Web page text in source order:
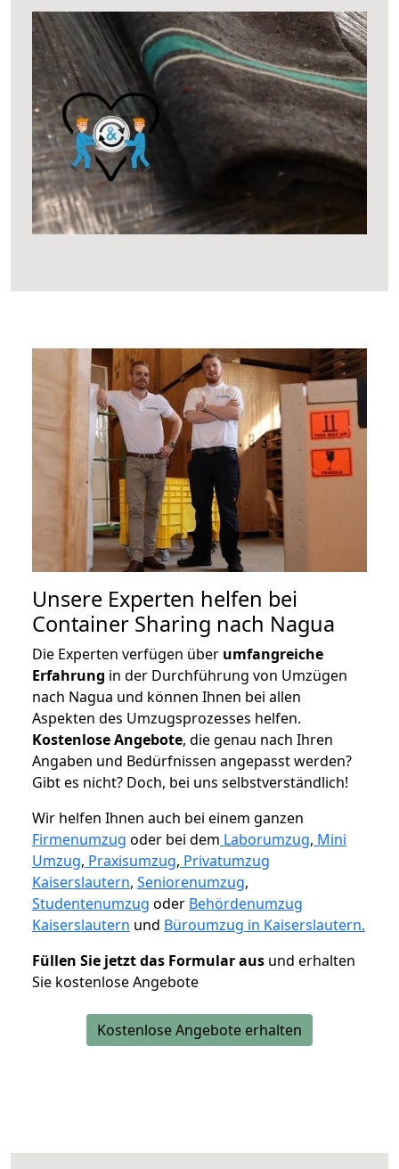
Unsere Experten helfen bei
Container Sharing nach Nagua
Die Experten verfügen über umfangreiche
Erfahrung in der Durchführung von Umzügen
nach Nagua und können Ihnen bei allen
Aspekten des Umzugsprozesses helfen.
Kostenlose Angebote, die genau nach Ihren
Angaben und Bedürfnissen angepasst werden?
Gibt es nicht? Doch, bei uns selbstverständlich!
Wir helfen Ihnen auch bei einem ganzen
Firmenumzug oder bei dem Laborumzug, Mini
Umzug, Praxisumzug, Privatumzug
Kaiserslautern, Seniorenumzug,
Studentenumzug oder Behördenumzug
Kaiserslautern und Büroumzug in Kaiserslautern.
Füllen Sie jetzt das Formular aus und erhalten
Sie kostenlose Angebote
Kostenlose Angebote erhalten